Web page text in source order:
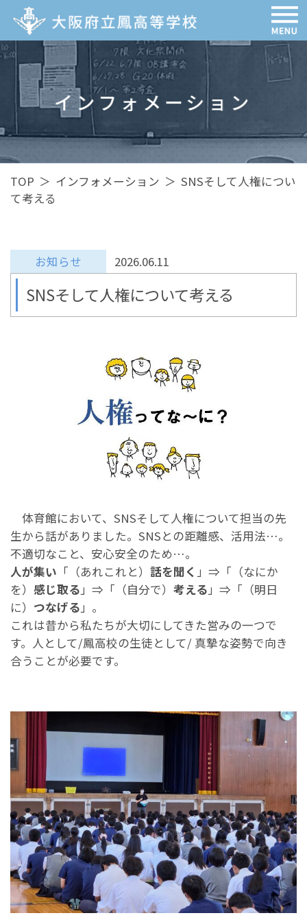
インフォメーション
TOP ＞ インフォメーション ＞ SNSそして人権につい
て考える
お知らせ 2026.06.11
SNSそして人権について考える
体育館において、SNSそして人権について担当の先
生から話がありました。SNSとの距離感、活用法…。
不適切なこと、安心安全のため…。
人が集い 「（あれこれと） 話を聞く 」⇒「（なにか
を） 感じ取る」⇒「（自分で） 考える」⇒「（明日
に） つなげる」。
これは昔から私たちが大切にしてきた営みの一つで
す。人として/鳳高校の生徒として/ 真摯な姿勢で向き
合うことが必要です。